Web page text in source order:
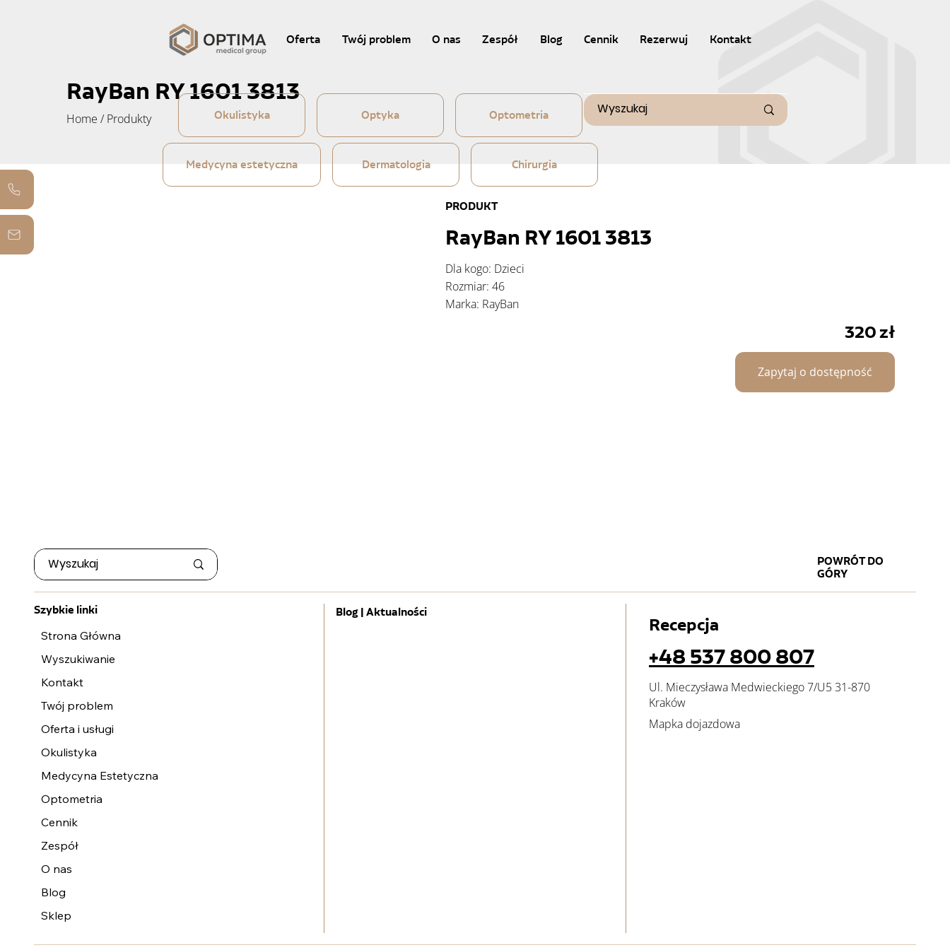
Okulistyka Optyka Optometria
Medycyna estetyczna Dermatologia Chirurgia
Oferta Twój problem O nas Zespół Blog Cennik Rezerwuj Kontakt
RayBan RY 1601 3813
Home / Produkty
PRODUKT
RayBan RY 1601 3813
Dla kogo: Dzieci
Rozmiar: 46
Marka: RayBan
320zł
Zapytaj o dostępność
Szybkie linki
Strona Główna
Wyszukiwanie
Kontakt
Twój problem
Oferta i usługi
Okulistyka
Medycyna Estetyczna
Optometria
Cennik
Zespół
O nas
Blog
Sklep
Blog | Aktualności
Recepcja
+48 537 800 807
Ul. Mieczysława Medwieckiego 7/U5 31-870
Kraków
Mapka dojazdowa
POWRÓT DO
GÓRY